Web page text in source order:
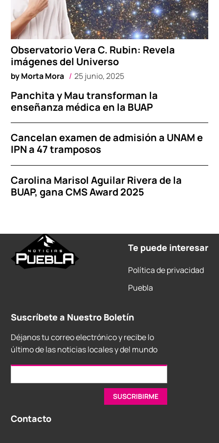
Observatorio Vera C. Rubin: Revela
imágenes del Universo
byMorta Mora 25 junio, 2025
Panchita y Mau transforman la
enseñanza médica en la BUAP
Cancelan examen de admisión a UNAM e
IPN a 47 tramposos
Carolina Marisol Aguilar Rivera de la
BUAP, gana CMS Award 2025
Te puede interesar
Política de privacidad
Puebla
Suscríbete a Nuestro Boletín
Déjanos tu correo electrónico y recibe lo
último de las noticias locales y del mundo
Contacto